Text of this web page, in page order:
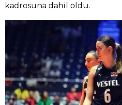
kadrosuna dahil oldu.